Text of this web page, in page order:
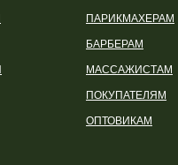
ОПТОВИКАМ
ПАРИКМАХЕРАМ
БАРБЕРАМ
МАССАЖИСТАМ
ПОКУПАТЕЛЯМ